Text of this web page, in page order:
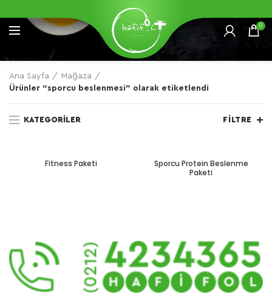
0
Ana Sayfa
Mağaza
Ürünler “sporcu beslenmesi” olarak etiketlendi
KATEGORILER FILTRE
Fitness Paketi
Sporcu Protein Beslenme
Paketi